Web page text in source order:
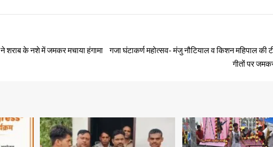
शराब के नशे में जमकर मचाया हंगामा
गजा घंटाकर्ण महोत्सव- मंजु नौटियाल व किशन महिपाल की
गीतों पर